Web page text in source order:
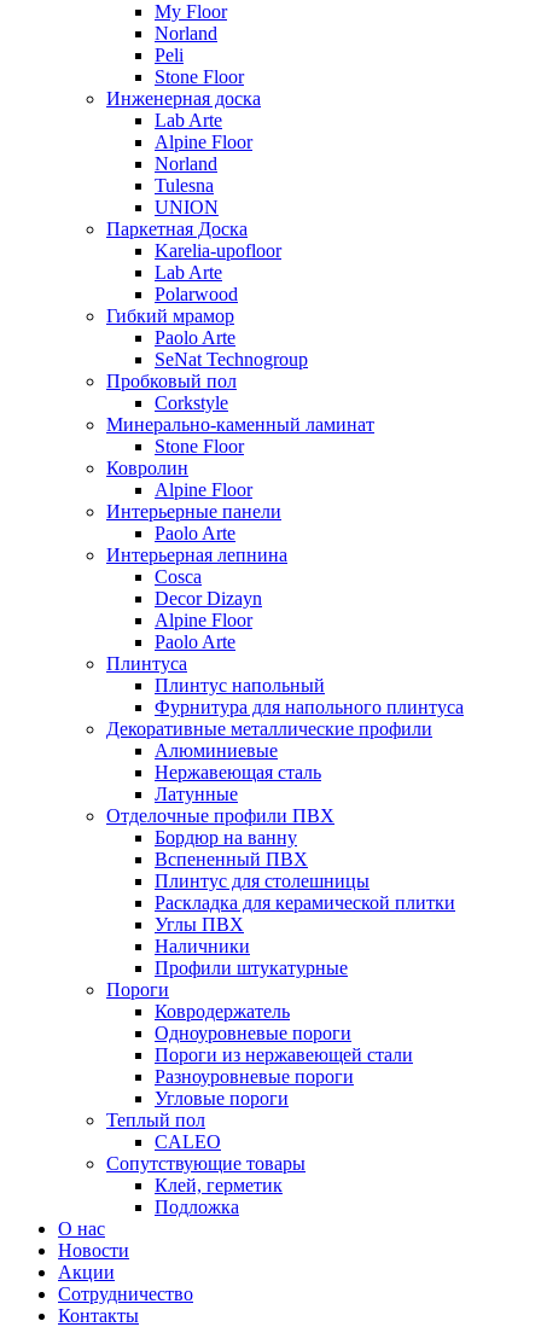
My Floor
Norland
Peli
Stone Floor
Инженерная доска
Lab Arte
Alpine Floor
Norland
Tulesna
UNION
Паркетная Доска
Karelia-upofloor
Lab Arte
Polarwood
Гибкий мрамор
Paolo Arte
SeNat Technogroup
Пробковый пол
Corkstyle
Минерально-каменный ламинат
Stone Floor
Ковролин
Alpine Floor
Интерьерные панели
Paolo Arte
Интерьерная лепнина
Cosca
Decor Dizayn
Alpine Floor
Paolo Arte
Плинтуса
Плинтус напольный
Фурнитура для напольного плинтуса
Декоративные металлические профили
Алюминиевые
Нержавеющая сталь
Латунные
Отделочные профили ПВХ
Бордюр на ванну
Вспененный ПВХ
Плинтус для столешницы
Раскладка для керамической плитки
Углы ПВХ
Наличники
Профили штукатурные
Пороги
Ковродержатель
Одноуровневые пороги
Пороги из нержавеющей стали
Разноуровневые пороги
Угловые пороги
Теплый пол
CALEO
Сопутствующие товары
Клей, герметик
Подложка
О нас
Новости
Акции
Сотрудничество
Контакты